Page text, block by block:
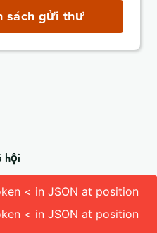
sách gửi thư
hội
< in JSON at position
< in JSON at position